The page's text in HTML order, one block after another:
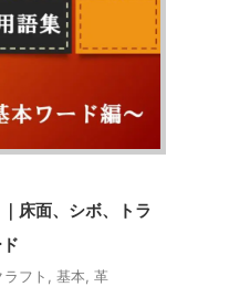
床面、シボ、トラ
ラフト , 基本, 革